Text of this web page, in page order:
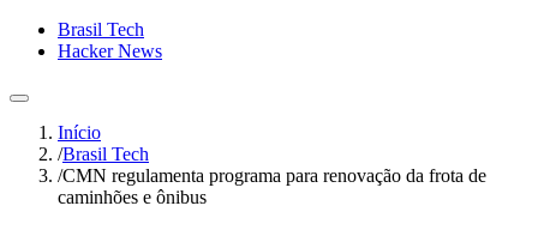
Brasil Tech
Hacker News
Início
/Brasil Tech
/CMN regulamenta programa para renovação da frota de
caminhões e ônibus